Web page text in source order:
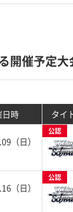
開催予定大
日時 タイ
（日）
公認
（日）
公認